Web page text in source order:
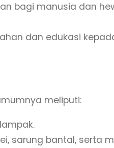
bagi manusia dan
dan edukasi
meliputi:
sarung bantal, serta